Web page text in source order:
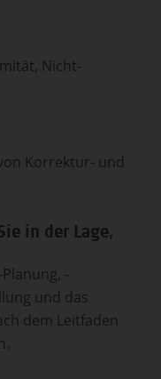
Nicht-
Korrektur- und
in der Lage,
-
und das
dem Leitfaden